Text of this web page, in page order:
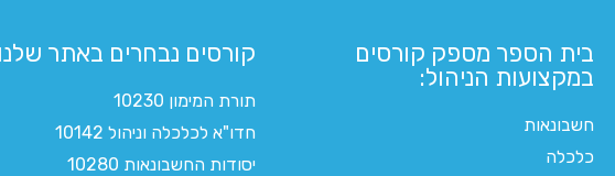
בית הספר מספק קורסים
במקצועות הניהול:
חשבונאות
כלכלה
קורסים נבחרים באתר
תורת המימון 10230
חדו"א לכלכלה וניהול 10142
יסודות החשבונאות 10280